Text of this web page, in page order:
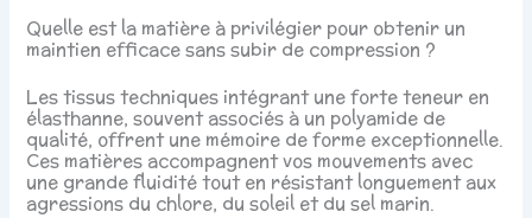
Quelle est la matière à privilégier pour obtenir un
maintien efficace sans subir de compression ?
Les tissus techniques intégrant une forte teneur en
élasthanne, souvent associés à un polyamide de
qualité, offrent une mémoire de forme exceptionnelle.
Ces matières accompagnent vos mouvements avec
une grande fluidité tout en résistant longuement aux
agressions du chlore, du soleil et du sel marin.